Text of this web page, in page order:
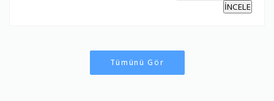
İNCELE
Tümünü Gör